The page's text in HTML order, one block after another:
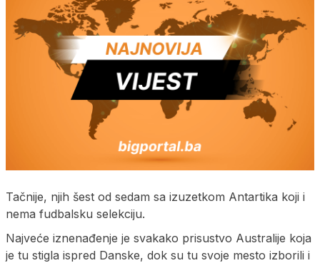
Tačnije, njih šest od sedam sa izuzetkom Antartika koji i
nema fudbalsku selekciju.
Najveće iznenađenje je svakako prisustvo Australije koja
je tu stigla ispred Danske, dok su tu svoje mesto izborili i